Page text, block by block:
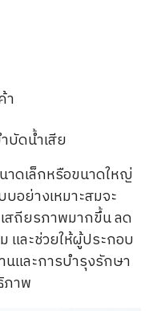
า
บัดน้ำเสีย
าดเล็กหรือขนาดใหญ่
อย่างเหมาะสมจะ
สถียรภาพมากขึ้น ลด
และช่วยให้ผู้ประกอบ
นและการบำรุงรักษา
ภาพ